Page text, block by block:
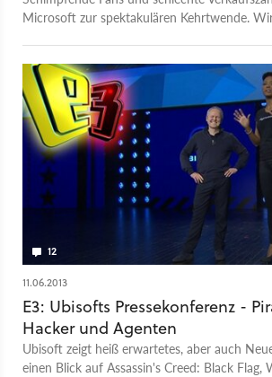
Microsoft zur spektakulären Kehrtwende.
12
11.06.2013
E3: Ubisofts Pressekonferenz -
Hacker und Agenten
Ubisoft zeigt heiß erwartetes, aber auch
einen Blick auf Assassin's Creed: Black Flag,